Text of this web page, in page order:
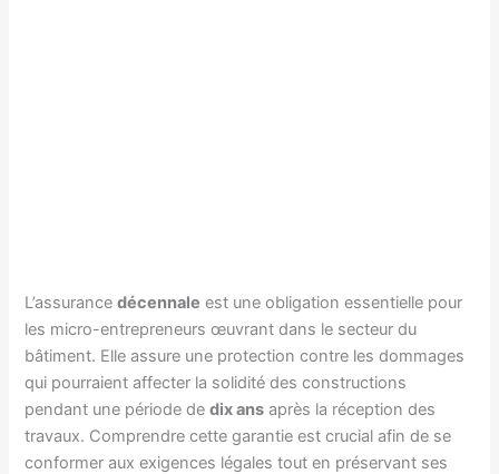
L’assurancedécennale est une obligation essentielle pour
les micro-entrepreneurs œuvrant dans le secteur du
bâtiment. Elle assure une protection contre les dommages
qui pourraient affecter la solidité des constructions
pendant une période dedix ans après la réception des
travaux. Comprendre cette garantie est crucial afin de se
conformer aux exigences légales tout en préservant ses